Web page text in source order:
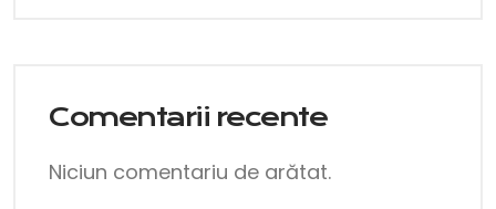
Comentarii recente
Niciun comentariu de arătat.